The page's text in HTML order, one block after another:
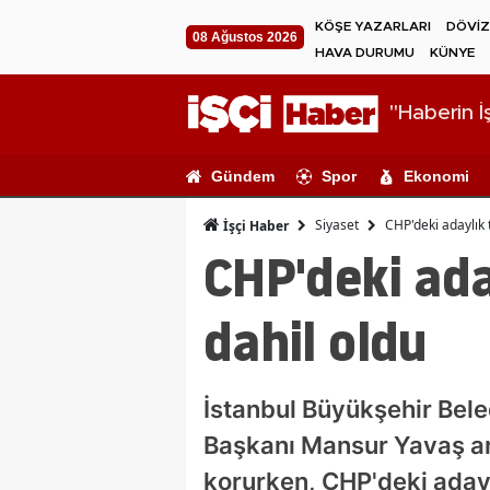
08 Ağustos 2026
KÖŞE YAZARLARI
HAVA DURUMU
KÜNYE
"Haberin
Gündem Spor Ekonomi
İşçi Haber Siyaset CHP'deki
CHP'deki
dahil oldu
İstanbul Büyükşehir
Başkanı Mansur Yavaş
korurken, CHP'deki